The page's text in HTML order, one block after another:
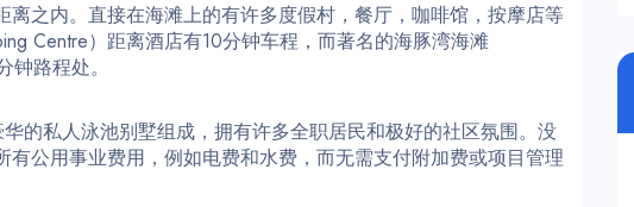
离之内。直接在海滩上的有许多度假村，餐厅，咖啡馆，按摩店等
Centre）距离酒店有10分钟车程，而著名的海豚湾海滩
钟路程处。
的私人泳池别墅组成，拥有许多全职居民和极好的社区氛围。没
有公用事业费用，例如电费和水费，而无需支付附加费或项目管理